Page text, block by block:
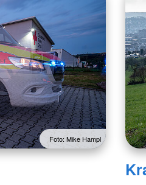
Foto: Mike Hampl